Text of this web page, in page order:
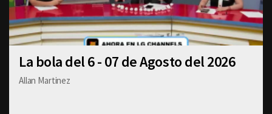
La bola del 6 - 07 de Agosto del 2026
Allan Martinez